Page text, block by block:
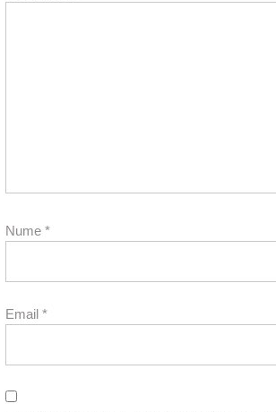
Nume *
Email *